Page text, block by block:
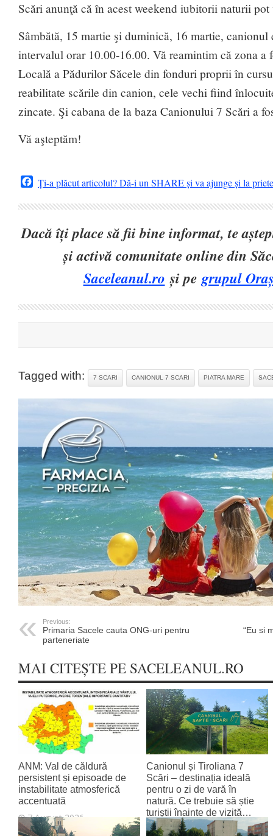
Scări anunţă că în acest weekend iubitorii naturii
Sâmbătă, 15 martie şi duminică, 16 martie,
intervalul orar 10.00-16.00. Vă reamintim că zona a
Locală a Pădurilor Săcele din fonduri proprii în
reabilitate scările din canion, cele vechi fiind
zincate. Şi cabana de la baza Canionului 7 Scări a
Vă aşteptăm!
Facebook
Ți-a plăcut articolul? Dă-i un SHARE și va ajunge și la
Dacă îți place să fii bine informat, te
și activă comunitate online din
Saceleanul.ro și pegrupul
Tagged with: 7 SCARI CANIONUL 7 SCARI PIATRA MARE
Previous:
Primaria Sacele cauta ONG-uri pentru
parteneriate
“Eu si
MAI CITEȘTE PE SACELEANUL.RO
ANM: Val de căldură
persistent și episoade de
instabilitate atmosferică
accentuată
7 August 2026
Canionul și Tiroliana 7
Scări – destinația ideală
pentru o zi de vară în
natură. Ce trebuie să știe
turiștii înainte de vizită…
7 August 2026